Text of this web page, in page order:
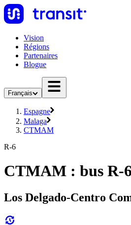
Vision
Régions
Partenaires
Blogue
Français
Espagne
Malaga
CTMAM
R-6
CTMAM : bus R-6
Los Delgado-Centro